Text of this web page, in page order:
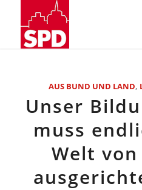
AUS BUND UND LAND,
Unser
muss
Welt